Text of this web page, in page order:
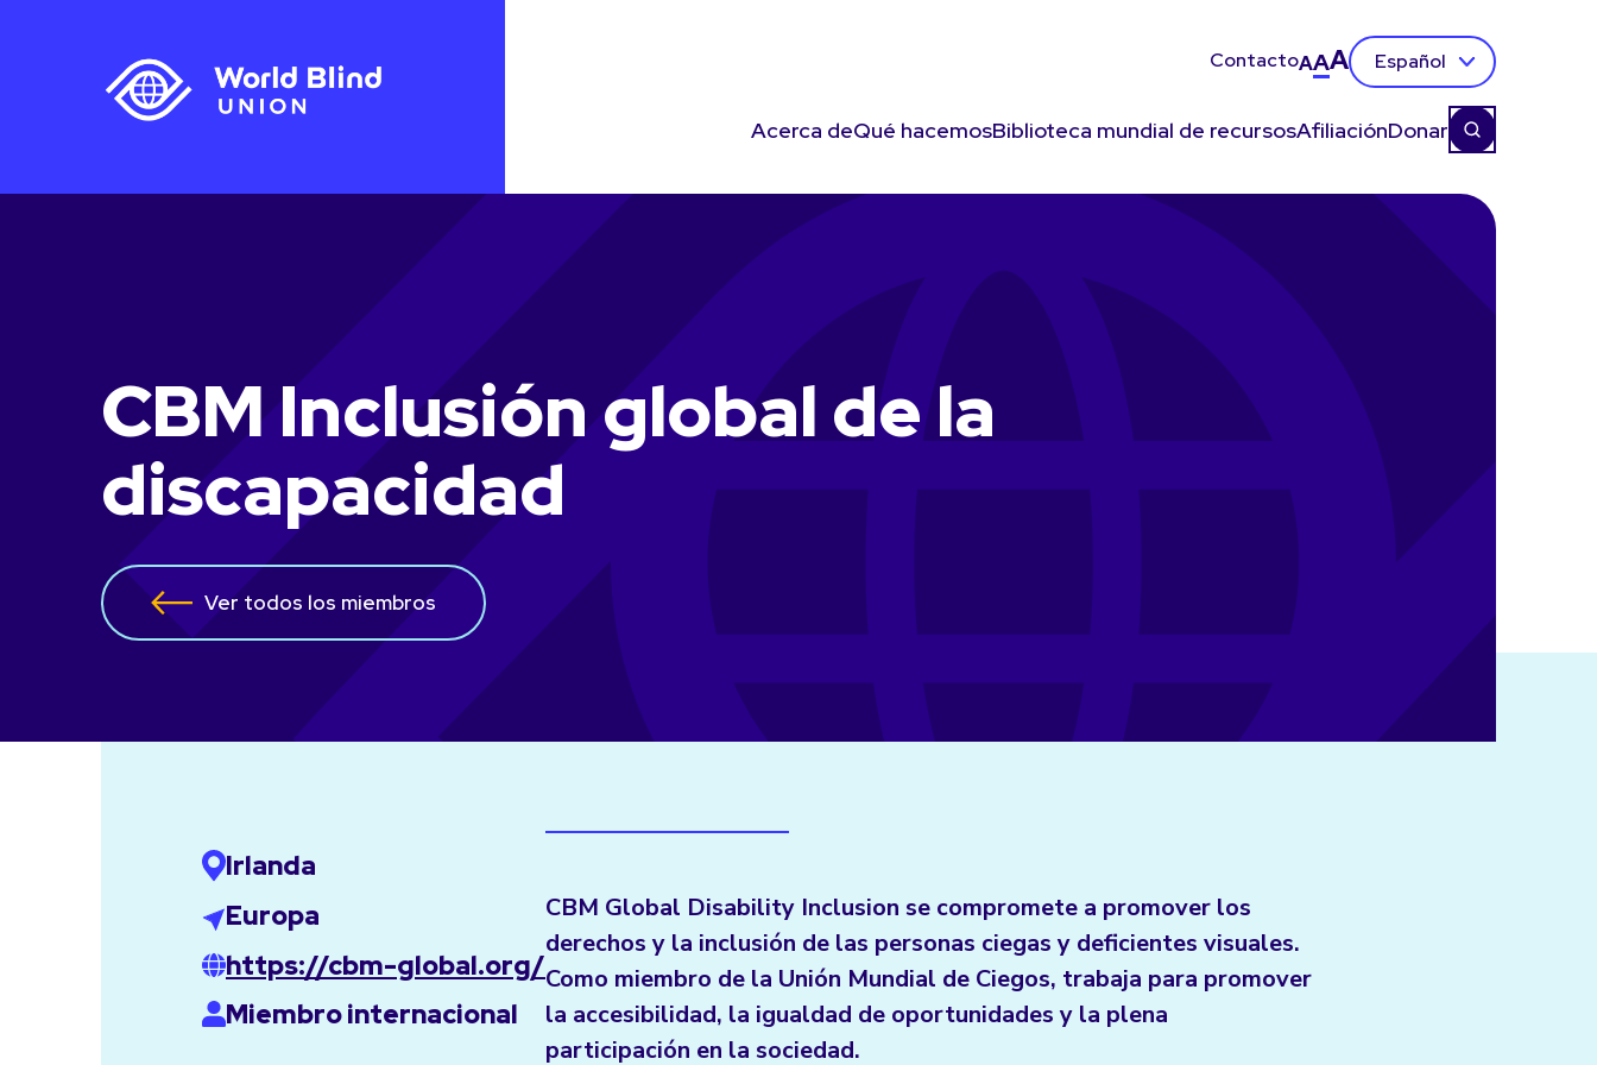
ContactoAAA Español
Acerca deQué hacemosBiblioteca mundial de recursosAfiliaciónDonar
CBM Inclusión global de la
discapacidad
Ver todos los miembros
Irlanda
Europa
https://cbm-global.org/
Miembro internacional
CBM Global Disability Inclusion se compromete a promover los
derechos y la inclusión de las personas ciegas y deficientes visuales.
Como miembro de la Unión Mundial de Ciegos, trabaja para promover
la accesibilidad, la igualdad de oportunidades y la plena
participación en la sociedad.